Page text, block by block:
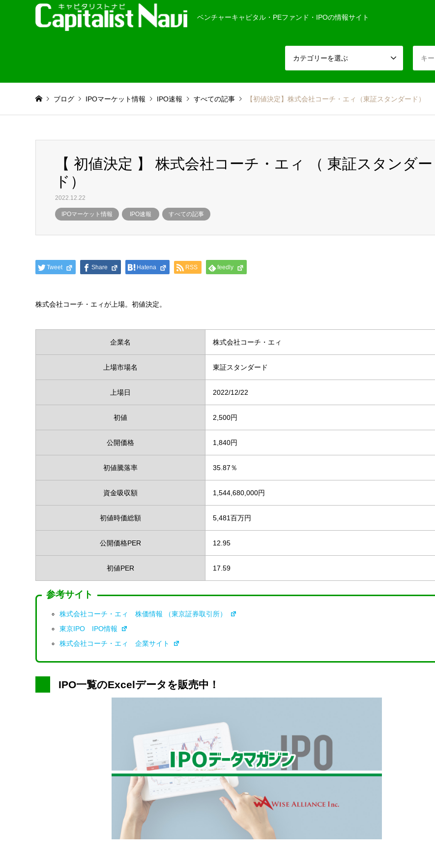
ベンチャーキャピタル・PEファンド・IPOの情報サイト
カテゴリーを選ぶ
ブログ IPOマーケット情報 IPO速報 すべての記事 【初値決定】株式会社コーチ・エィ（東証スタンダード）
【 初値決定 】 株式会社コーチ・エィ （ 東証スタンダー
ド）
2022.12.22
IPOマーケット情報 IPO速報 すべての記事
Tweet Share Hatena RSS feedly
株式会社コーチ・エィが上場。初値決定。
企業名 株式会社コーチ・エィ
上場市場名 東証スタンダード
上場日 2022/12/22
初値 2,500円
公開価格 1,840円
初値騰落率 35.87％
資金吸収額 1,544,680,000円
初値時価総額 5,481百万円
公開価格PER 12.95
初値PER 17.59
参考サイト
株式会社コーチ・エィ 株価情報 （東京証券取引所）
東京IPO IPO情報
株式会社コーチ・エィ 企業サイト
IPO一覧のExcelデータを販売中！